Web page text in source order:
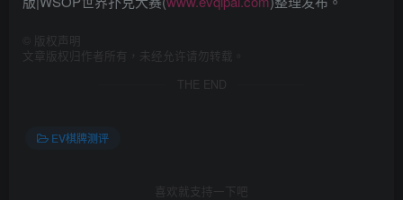
版权声明
文章版权归作者所有，未经允许请勿转载。
THE END
EV棋牌测评
喜欢就支持一下吧